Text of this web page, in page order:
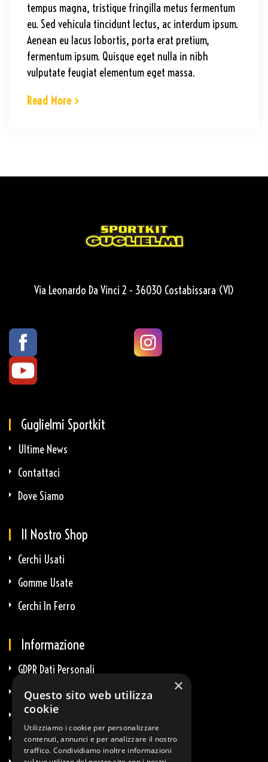
tempus magna, tristique fringilla metus fermentum
eu. Sed vehicula tincidunt lectus, ac interdum ipsum.
Aenean eu lacus lobortis, porta erat pretium,
fermentum ipsum. Quisque eget nulla in nibh
vulputate feugiat elementum eget massa.
Read More
Via Leonardo Da Vinci 2 - 36030 Costabissara (VI)
Guglielmi Sportkit
Ultime News
Contattaci
Dove Siamo
Il Nostro Shop
Cerchi Usati
Gomme Usate
Cerchi In Ferro
Informazione
GDPR Dati Personali
GDPR E-Commerce
Privacy E Cookie
Termini & Condizioni
×
Questo sito web utilizza
cookie
Utilizziamo i cookie per personalizzare
contenuti, annunci e per analizzare il nostro
traffico. Condividiamo inoltre informazioni